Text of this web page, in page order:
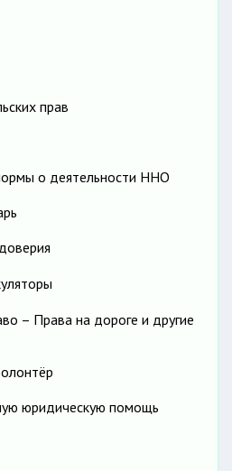
прав
о деятельности ННО
– Права на дороге и другие
юридическую помощь